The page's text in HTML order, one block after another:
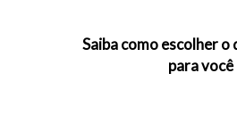
Saiba como escolher o
para você